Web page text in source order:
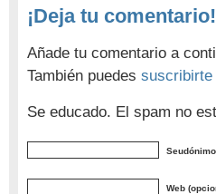
¡Deja tu comentario!
Añade tu comentario a
También puedes suscribirte
Se educado. El spam no
Seudónimo
Web